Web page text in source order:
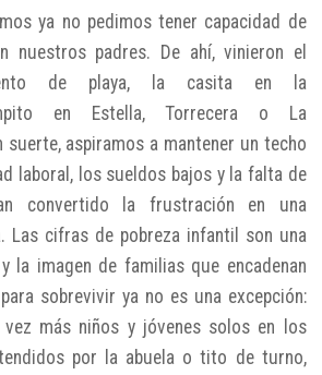
ya no pedimos tener capacidad de
nuestros padres. De ahí, vinieron el
de playa, la casita en la
en Estella, Torrecera o La
suerte, aspiramos a mantener un techo
laboral, los sueldos bajos y la falta de
convertido la frustración en una
Las cifras de pobreza infantil son una
la imagen de familias que encadenan
sobrevivir ya no es una excepción:
vez más niños y jóvenes solos en los
por la abuela o tito de turno,